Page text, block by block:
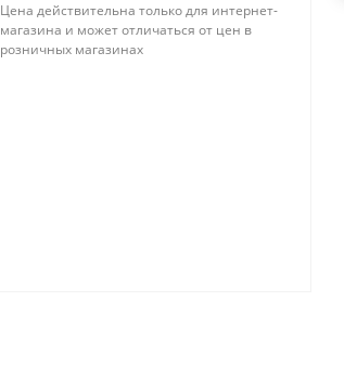
Цена действительна только для интернет-
магазина и может отличаться от цен в
розничных магазинах